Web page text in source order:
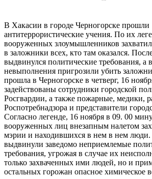
В Хакасии в городе Черногорске прошли
антитеррористические учения. По их
вооруженных злоумышленников
в заложники всех, кто там оказался.
выдвинулся политические требования, а
невыполнения пригрозили убить
прошла в Черногорске в четверг, 16
задействованы сотрудники городской
Росгвардии, а также пожарные, медики,
Роспотребнадзора и представители
Согласно легенде, 16 ноября в 09. 00
вооруженных лиц внезапным налетом
мэрии и находившихся в нем в нем
выдвинули заведомо неприемлемые
требования, угрожая в случае их
только захваченных ими людей, но и
остальных горожан опасное химическое